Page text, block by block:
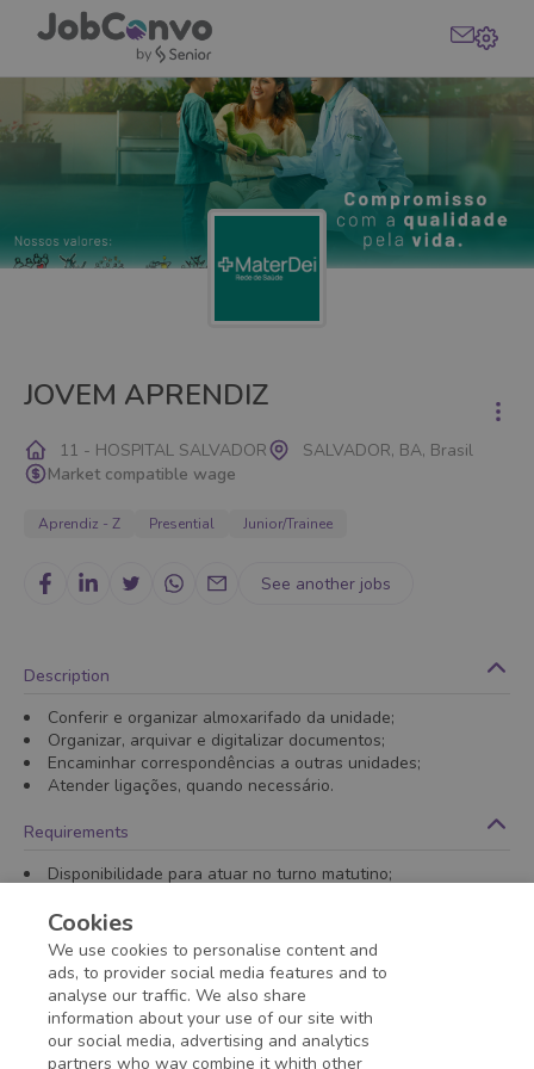
JOVEM APRENDIZ
11 - HOSPITAL SALVADOR
SALVADOR, BA, Brasil
Market compatible wage
Aprendiz - Z Presential Junior/Trainee
See another jobs
Description
Conferir e organizar almoxarifado da unidade;
Organizar, arquivar e digitalizar documentos;
Encaminhar correspondências a outras unidades;
Atender ligações, quando necessário.
Requirements
Disponibilidade para atuar no turno matutino;
Ensino médio completo ou em curso.
Minimum education :High School - Studying
Application deadline expired!
Cookies
We use cookies to personalise content and
ads, to provider social media features and to
analyse our traffic. We also share
information about your use of our site with
our social media, advertising and analytics
partners who way combine it whith other